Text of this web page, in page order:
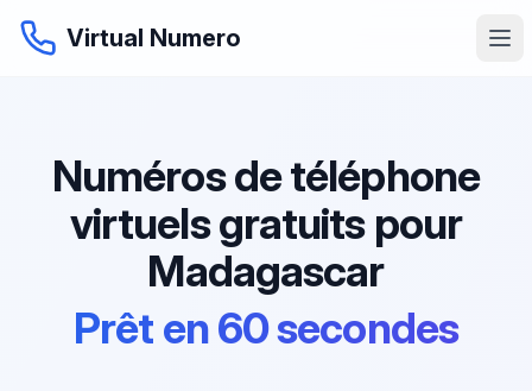
Virtual Numero
Numéros de téléphone
virtuels gratuits pour
Madagascar
Prêt en 60 secondes